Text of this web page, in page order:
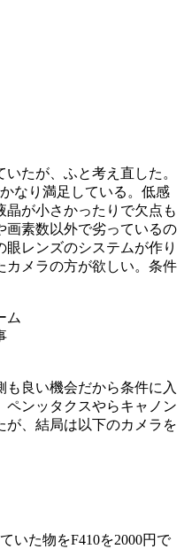
たが、ふと考え直した。
なり満足している。低感
晶が小さかったりで欠点も
画素数以外で劣っているの
レンズのシステムが作り
カメラの方が欲しい。条件
ム
良い機会だから条件に入
ペンッタクスやらキャノン
が、結局は以下のカメラを
いた物をF410を2000円で